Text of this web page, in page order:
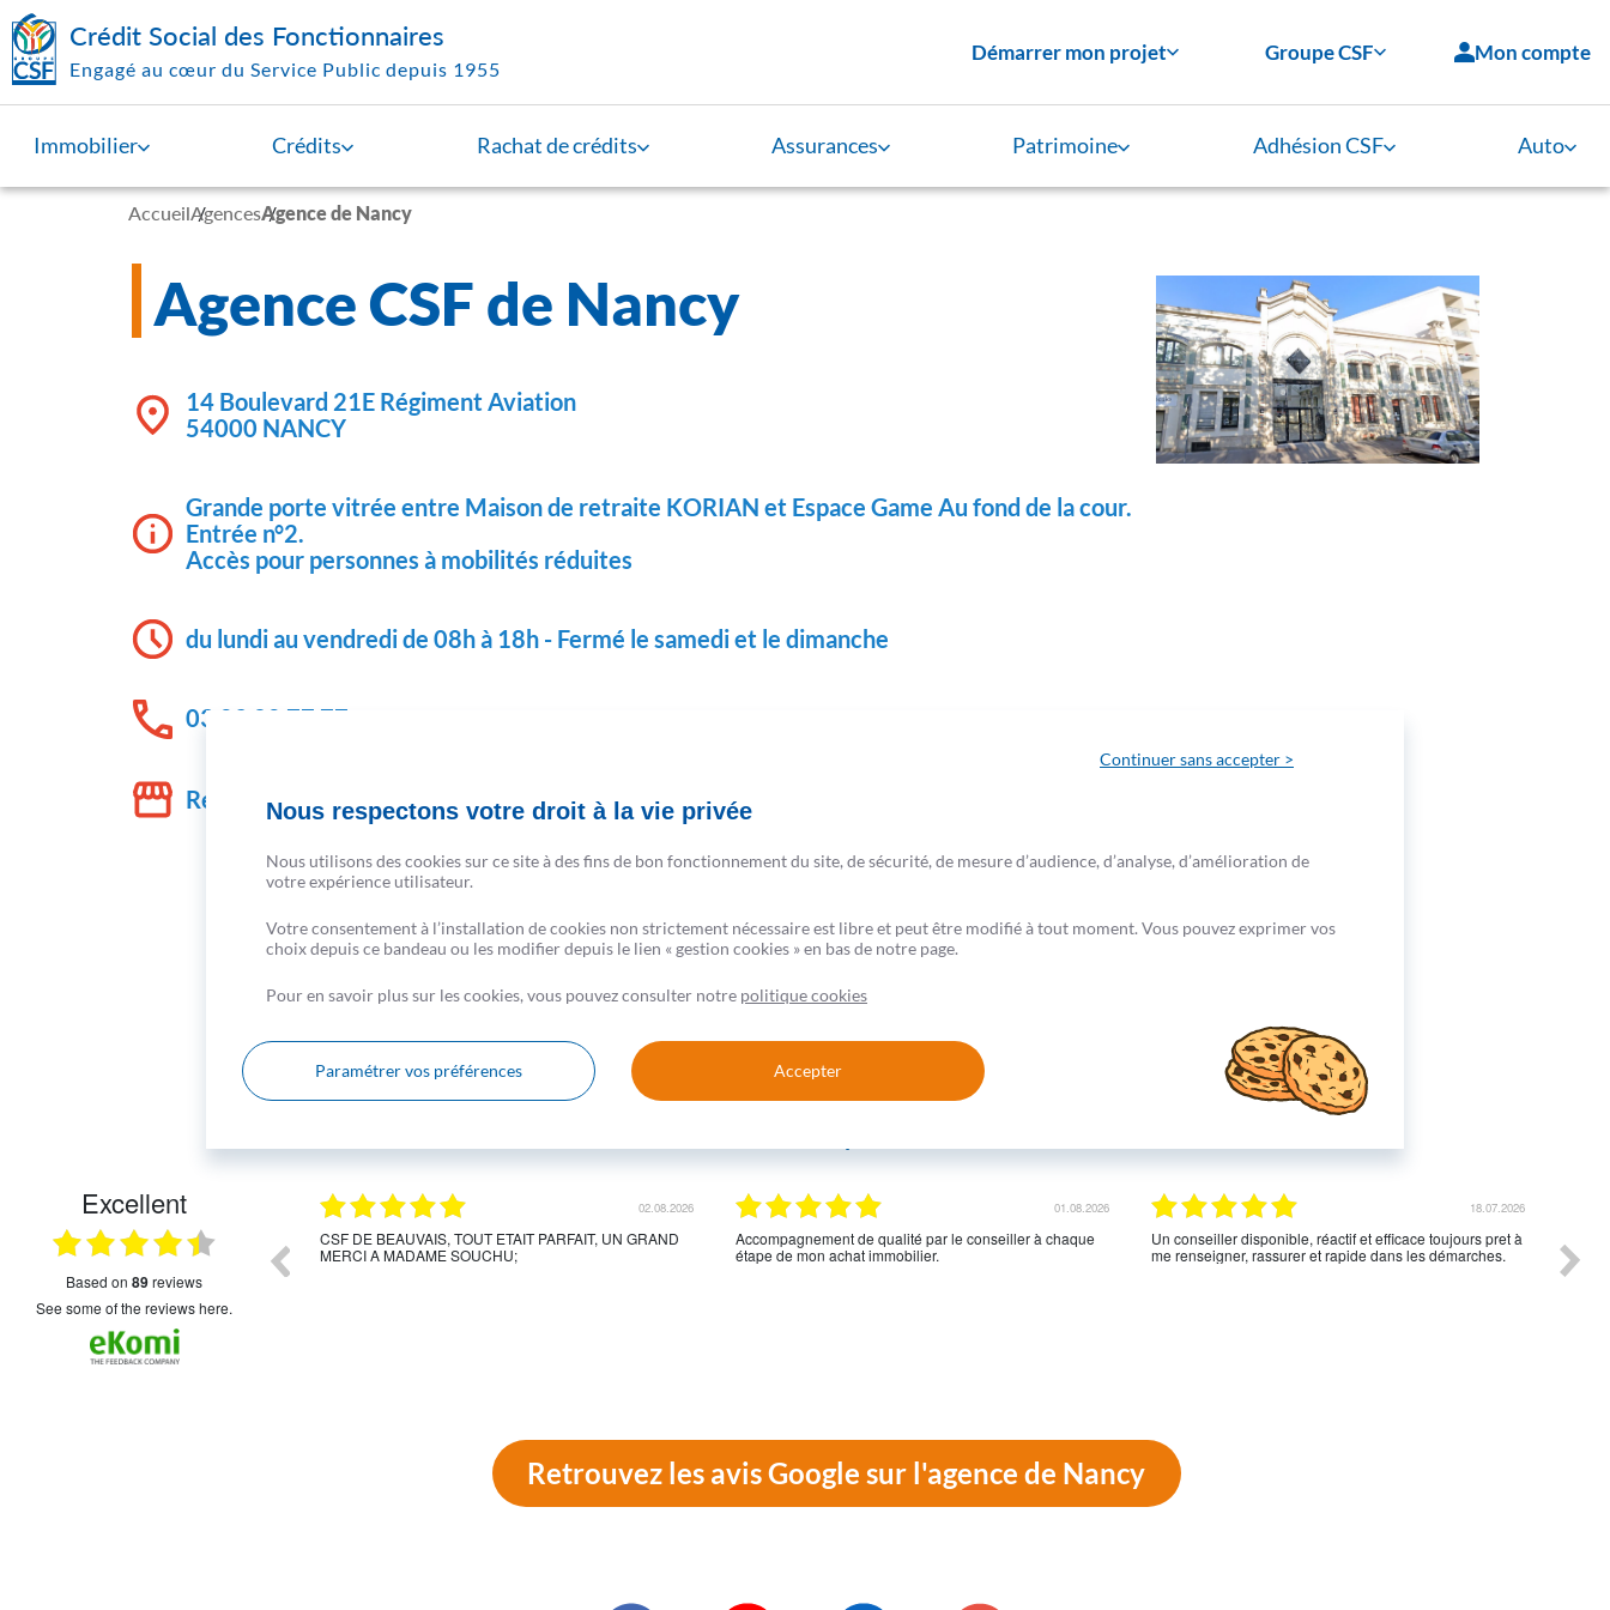
Aller au contenu principal
Crédit Social des Fonctionnaires
Engagé au cœur du Service Public depuis 1955
Démarrer mon projet Groupe CSF Mon compte
Immobilier Crédits Rachat de crédits Assurances Patrimoine Adhésion CSF Auto
AccueilAgencesAgence de Nancy
Agence CSF de Nancy
14 Boulevard 21E Régiment Aviation
54000 NANCY
Grande porte vitrée entre Maison de retraite KORIAN et Espace Game Au fond de la cour.
Entrée n°2.
Accès pour personnes à mobilités réduites
du lundi au vendredi de 08h à 18h - Fermé le samedi et le dimanche
03 83 28 77 77
Retrouvez-nous également à : Metz
Prendre rendez-vous
Les adhérents du CSF témoignent
Excellent
based on 89reviews
see some of the reviews here.
très bien conseillé. Toujours disponible,
Je conseille.
02.08.2026
CSF DE BEAUVAIS, TOUT ETAIT PARFAIT, UN GRAND
MERCI A MADAME SOUCHU;
01.08.2026
Accompagnement de qualité par le conseiller à chaque
étape de mon achat immobilier.
18.07.2026
Un conseiller disponible, réactif et efficace toujours pret à
me renseigner, rassurer et rapide dans les démarches.
début
Retrouvez les avis Google sur l'agence de Nancy
Continuer sans accepter >
Nous respectons votre droit à la vie privée
Nous utilisons des cookies sur ce site à des fins de bon fonctionnement du site, de sécurité, de mesure d’audience, d’analyse, d’amélioration de
votre expérience utilisateur.
Votre consentement à l’installation de cookies non strictement nécessaire est libre et peut être modifié à tout moment. Vous pouvez exprimer vos
choix depuis ce bandeau ou les modifier depuis le lien « gestion cookies » en bas de notre page.
Pour en savoir plus sur les cookies, vous pouvez consulter notre politique cookies
Paramétrer vos préférences Accepter